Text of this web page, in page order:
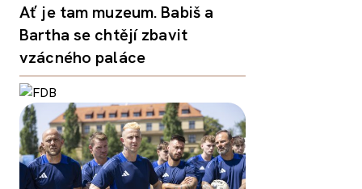
Ať je tam muzeum. Babiš a
Bartha se chtějí zbavit
vzácného paláce